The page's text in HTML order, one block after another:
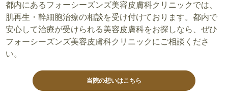
都内にあるフォーシーズンズ美容皮膚科クリニックでは、
肌再生・幹細胞治療の相談を受け付けております。都内で
安心して治療が受けられる美容皮膚科をお探しなら、ぜひ
フォーシーズンズ美容皮膚科クリニックにご相談くださ
い。
当院の想いはこちら